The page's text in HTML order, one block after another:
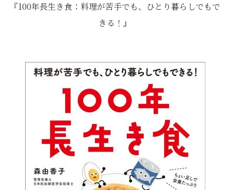
『100年長生き食：料理が苦手でも、ひとり暮らしでもで
きる！』